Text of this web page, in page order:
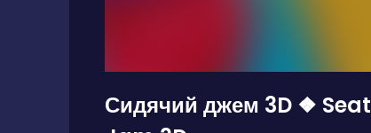
Сидячий джем 3D ❖ Seat